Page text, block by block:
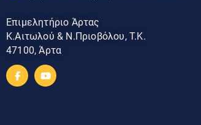
Επιμελητήριο Άρτας
Κ.Αιτωλού & Ν.Πριοβόλου, Τ.Κ.
47100, Άρτα